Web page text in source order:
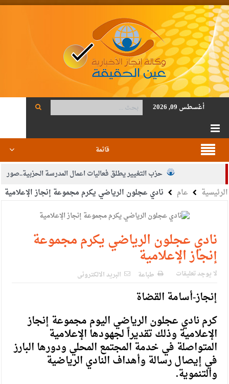
أغسطس 09, 2026
قائمة
حزب التغيير يطلق فعاليات اعمال المدرسة الحزبية..صور
الجيش يفتح باب التجنيد لحملة البكالوريوس في الحقوق والقانون
بيان اجتماع عمّان:دعم الوصاية الهاشمية التاريخية على المقدسات
الإسلامية والمسيحية
الأمن يتلف 16 مليون حبة كبتاجون و1480 كغم مواد مخدرة
النواب يقر مشروع تعديل قانون الملكية العقارية
القاضي يلتقي رؤساء تحرير الصحف اليومية ويؤكد حرص مجلس
دعوة المكلفين بخدمة العلم (الدفعة الثالثة) إلى مراجعة منصة خدمة
العلم
الملك يلتقي مجموعة من رفاق السلاح
الرئيسية عام نادي عجلون الرياضي يكرم مجموعة إنجاز الإعلامية
نادي عجلون الرياضي يكرم مجموعة
إنجاز الإعلامية
لا يوجد تعليقات طباعة البريد الالكترونى
إنجاز-أسامة القضاة
كرم نادي عجلون الرياضي اليوم مجموعة إنجاز
الإعلامية وذلك تقديراً لجهودها الإعلامية
المتواصلة في خدمة المجتمع المحلي ودورها البارز
في إيصال رسالة وأهداف النادي الرياضية
والتنموية.